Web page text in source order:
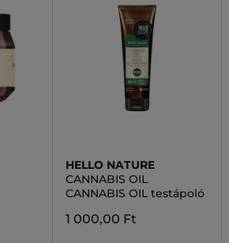
HELLO NATURE
CANNABIS OIL
CANNABIS OIL testápoló
1 000,00 Ft